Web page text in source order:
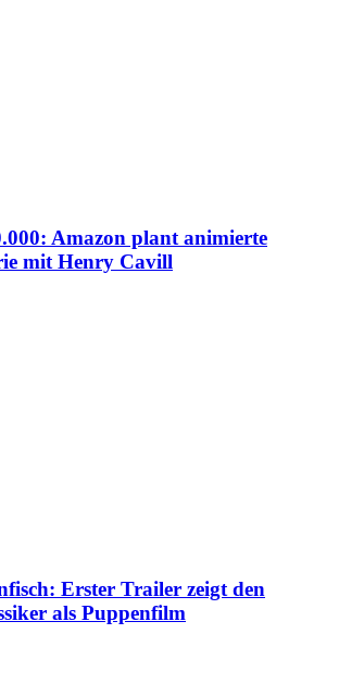
Amazon plant animierte
mit Henry Cavill
Erster Trailer zeigt den
als Puppenfilm